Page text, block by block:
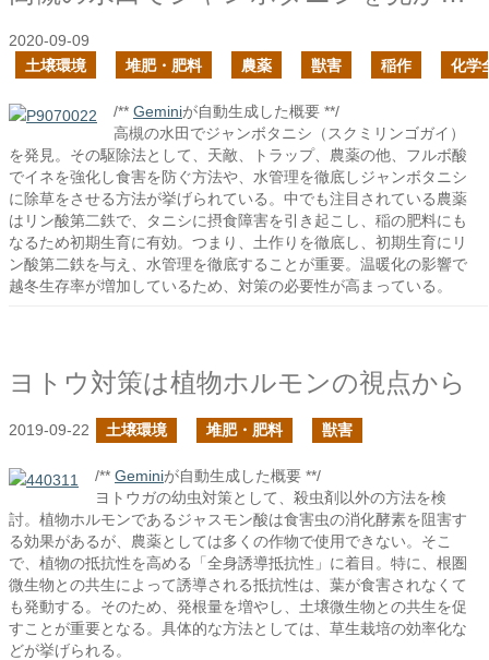
2020-09-09
土壌環境
堆肥・肥料 農薬 獣害 稲作 化学
/** Geminiが自動生成した概要 **/
高槻の水田でジャンボタニシ（スクミリンゴガイ）
を発見。その駆除法として、天敵、トラップ、農薬の他、フルボ酸
でイネを強化し食害を防ぐ方法や、水管理を徹底しジャンボタニシ
に除草をさせる方法が挙げられている。中でも注目されている農薬
はリン酸第二鉄で、タニシに摂食障害を引き起こし、稲の肥料にも
なるため初期生育に有効。つまり、土作りを徹底し、初期生育にリ
ン酸第二鉄を与え、水管理を徹底することが重要。温暖化の影響で
越冬生存率が増加しているため、対策の必要性が高まっている。
ヨトウ対策は植物ホルモンの視点から
2019-09-22 土壌環境 堆肥・肥料 獣害
/** Geminiが自動生成した概要 **/
ヨトウガの幼虫対策として、殺虫剤以外の方法を検
討。植物ホルモンであるジャスモン酸は食害虫の消化酵素を阻害す
る効果があるが、農薬としては多くの作物で使用できない。そこ
で、植物の抵抗性を高める「全身誘導抵抗性」に着目。特に、根圏
微生物との共生によって誘導される抵抗性は、葉が食害されなくて
も発動する。そのため、発根量を増やし、土壌微生物との共生を促
すことが重要となる。具体的な方法としては、草生栽培の効率化な
どが挙げられる。